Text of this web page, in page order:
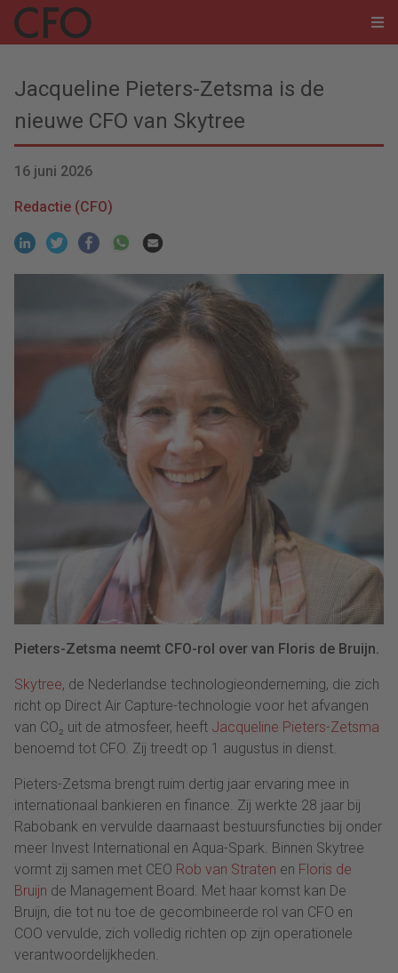
Jacqueline Pieters-Zetsma is de
nieuwe CFO van Skytree
16 juni 2026
Redactie (CFO)
Pieters-Zetsma neemt CFO-rol over van Floris de Bruijn.
Skytree, de Nederlandse technologieonderneming, die zich
richt op Direct Air Capture-technologie voor het afvangen
van CO₂ uit de atmosfeer, heeft Jacqueline Pieters-Zetsma
benoemd tot CFO. Zij treedt op 1 augustus in dienst.
Pieters-Zetsma brengt ruim dertig jaar ervaring mee in
internationaal bankieren en finance. Zij werkte 28 jaar bij
Rabobank en vervulde daarnaast bestuursfuncties bij onder
meer Invest International en Aqua-Spark. Binnen Skytree
vormt zij samen met CEO Rob van Straten en Floris de
Bruijn de Management Board. Met haar komst kan De
Bruijn, die tot nu toe de gecombineerde rol van CFO en
COO vervulde, zich volledig richten op zijn operationele
verantwoordelijkheden.